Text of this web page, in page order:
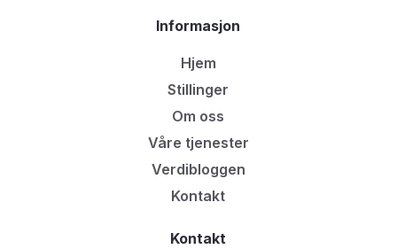
Informasjon
Hjem
Stillinger
Om oss
Våre tjenester
Verdibloggen
Kontakt
Kontakt